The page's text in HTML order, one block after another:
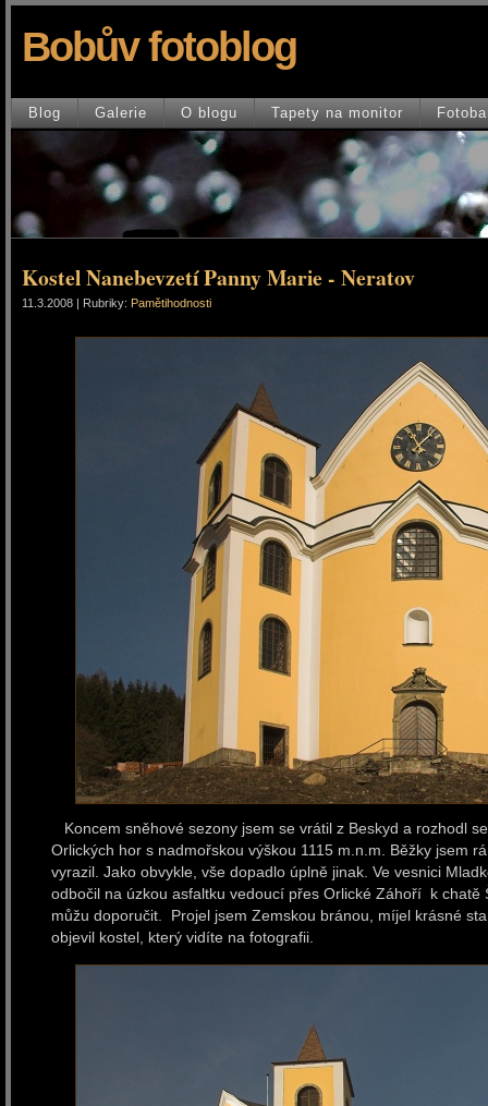
Bobův fotoblog
Blog Galerie O blogu Tapety na monitor
Kostel Nanebevzetí Panny Marie - Neratov
11.3.2008 | Rubriky: Pamětihodnosti
Koncem sněhové sezony jsem se vrátil z Beskyd a rozhodl
Orlických hor s nadmořskou výškou 1115 m.n.m. Běžky jsem
vyrazil. Jako obvykle, vše dopadlo úplně jinak. Ve vesnici
odbočil na úzkou asfaltku vedoucí přes Orlické Záhoří k chatě
můžu doporučit. Projel jsem Zemskou bránou, míjel krásné
objevil kostel, který vidíte na fotografii.